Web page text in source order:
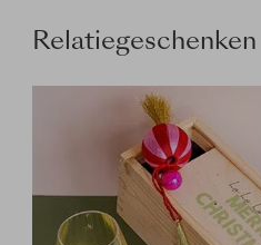
Relatiegeschenken